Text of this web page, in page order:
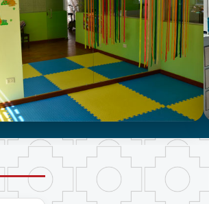
EN
INFANTIL